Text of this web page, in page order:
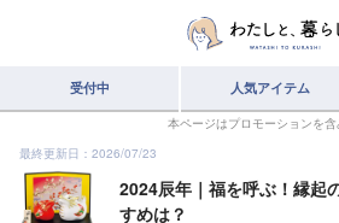
受付中 人気アイテム
本ページはプロモーションを
最終更新日：2026/07/23
2024辰年｜福を呼ぶ！縁起
すめは？